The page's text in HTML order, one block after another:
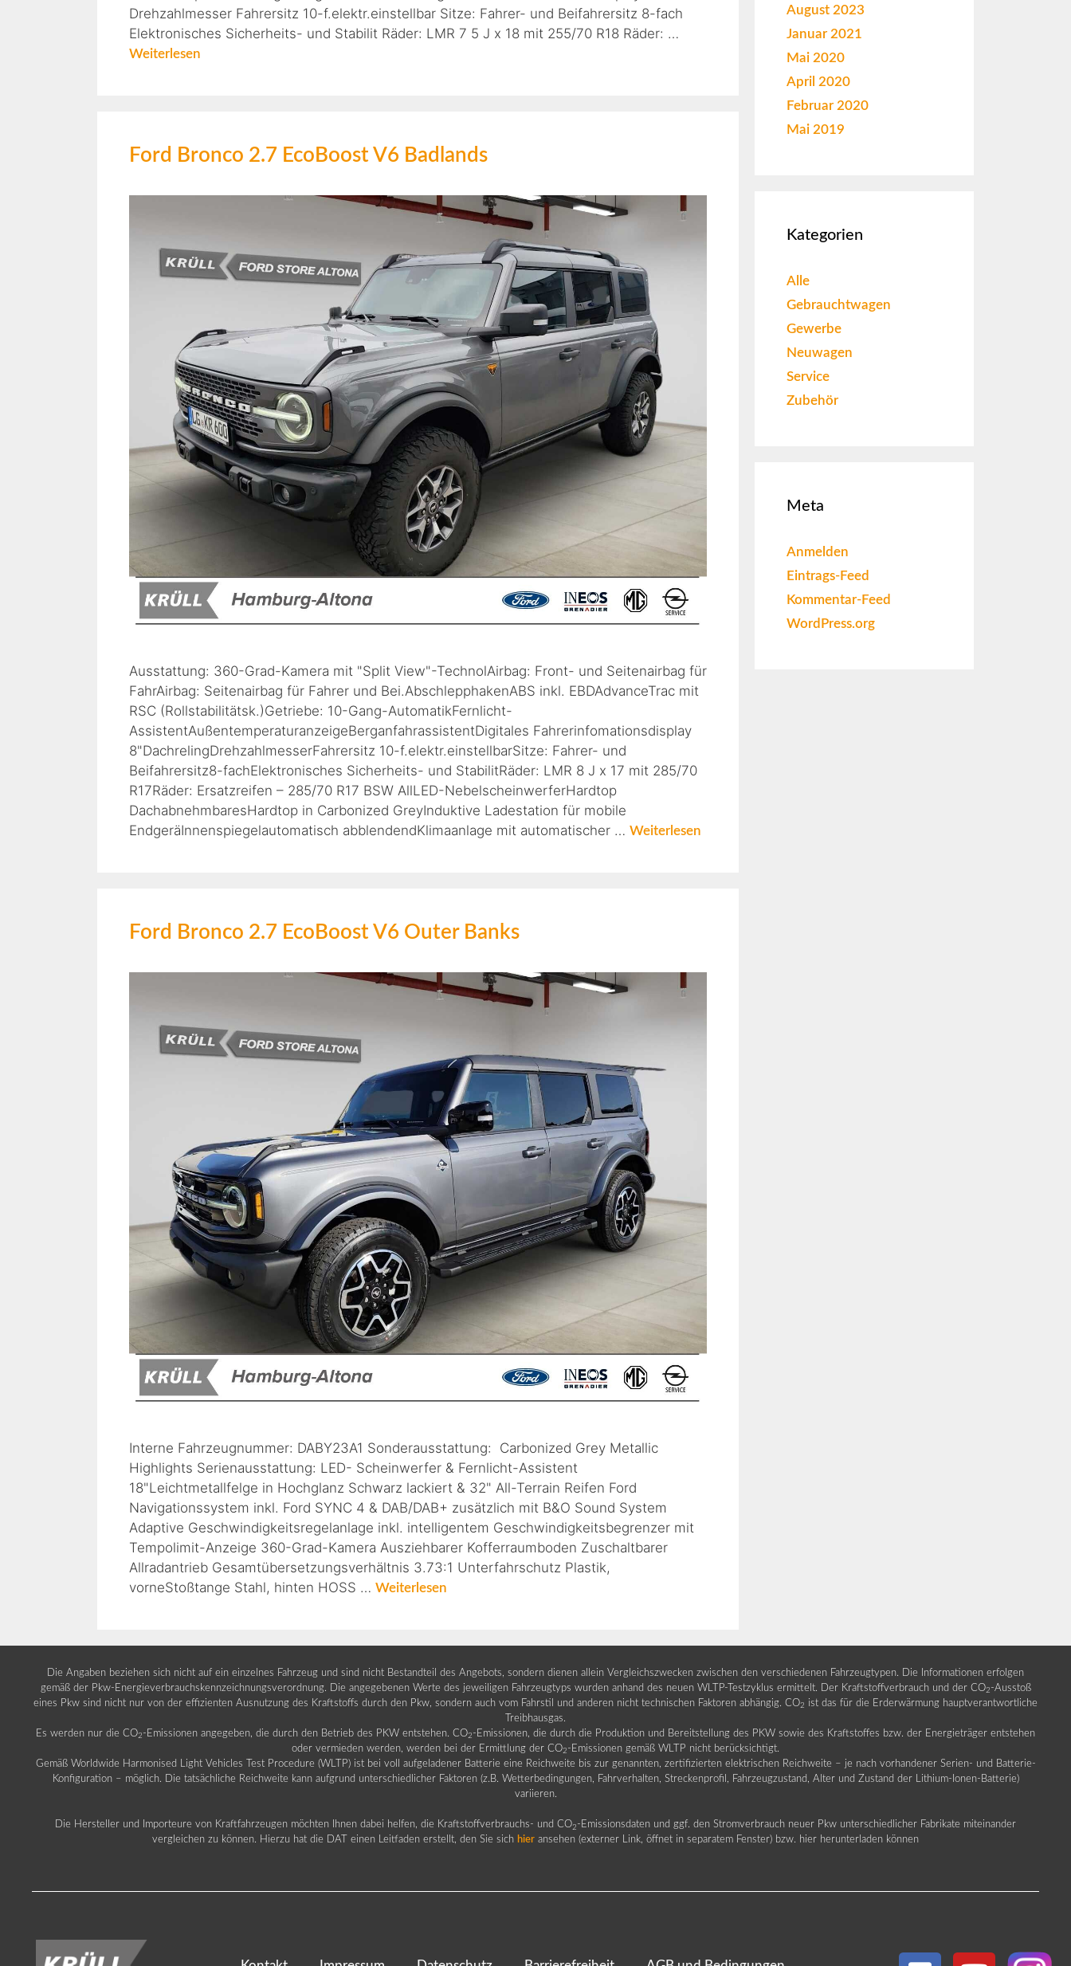
Drehzahlmesser Fahrersitz 10-f.elektr.einstellbar Sitze: Fahrer- und Beifahrersitz 8-fach
Elektronisches Sicherheits- und Stabilit Räder: LMR 7 5 J x 18 mit 255/70 R18 Räder: …
Weiterlesen
Ford Bronco 2.7 EcoBoost V6 Badlands
Ausstattung: 360-Grad-Kamera mit "Split View"-TechnolAirbag: Front- und Seitenairbag für
FahrAirbag: Seitenairbag für Fahrer und Bei.AbschlepphakenABS inkl. EBDAdvanceTrac mit
RSC (Rollstabilitätsk.)Getriebe: 10-Gang-AutomatikFernlicht-
AssistentAußentemperaturanzeigeBerganfahrassistentDigitales Fahrerinfomationsdisplay
8"DachrelingDrehzahlmesserFahrersitz 10-f.elektr.einstellbarSitze: Fahrer- und
Beifahrersitz8-fachElektronisches Sicherheits- und StabilitRäder: LMR 8 J x 17 mit 285/70
R17Räder: Ersatzreifen – 285/70 R17 BSW AllLED-NebelscheinwerferHardtop
DachabnehmbaresHardtop in Carbonized GreyInduktive Ladestation für mobile
EndgeräInnenspiegelautomatisch abblendendKlimaanlage mit automatischer … Weiterlesen
Ford Bronco 2.7 EcoBoost V6 Outer Banks
Interne Fahrzeugnummer: DABY23A1 Sonderausstattung: Carbonized Grey Metallic
Highlights Serienausstattung: LED- Scheinwerfer & Fernlicht-Assistent
18"Leichtmetallfelge in Hochglanz Schwarz lackiert & 32" All-Terrain Reifen Ford
Navigationssystem inkl. Ford SYNC 4 & DAB/DAB+ zusätzlich mit B&O Sound System
Adaptive Geschwindigkeitsregelanlage inkl. intelligentem Geschwindigkeitsbegrenzer mit
Tempolimit-Anzeige 360-Grad-Kamera Ausziehbarer Kofferraumboden Zuschaltbarer
Allradantrieb Gesamtübersetzungsverhältnis 3.73:1 Unterfahrschutz Plastik,
vorneStoßtange Stahl, hinten HOSS … Weiterlesen
August 2023
Januar 2021
Mai 2020
April 2020
Februar 2020
Mai 2019
Kategorien
Alle
Gebrauchtwagen
Gewerbe
Neuwagen
Service
Zubehör
Meta
Anmelden
Eintrags-Feed
Kommentar-Feed
WordPress.org
Die Angaben beziehen sich nicht auf ein einzelnes Fahrzeug und sind nicht Bestandteil des Angebots, sondern dienen allein Vergleichszwecken zwischen den verschiedenen Fahrzeugtypen. Die Informationen erfolgen
gemäß der Pkw-Energieverbrauchskennzeichnungsverordnung. Die angegebenen Werte des jeweiligen Fahrzeugtyps wurden anhand des neuen WLTP-Testzyklus ermittelt. Der Kraftstoffverbrauch und der CO2 -Ausstoß
eines Pkw sind nicht nur von der effizienten Ausnutzung des Kraftstoffs durch den Pkw, sondern auch vom Fahrstil und anderen nicht technischen Faktoren abhängig. CO2 ist das für die Erderwärmung hauptverantwortliche
Treibhausgas.
Es werden nur die CO2 -Emissionen angegeben, die durch den Betrieb des PKW entstehen. CO2 -Emissionen, die durch die Produktion und Bereitstellung des PKW sowie des Kraftstoffes bzw. der Energieträger entstehen
oder vermieden werden, werden bei der Ermittlung der CO2 -Emissionen gemäß WLTP nicht berücksichtigt.
Gemäß Worldwide Harmonised Light Vehicles Test Procedure (WLTP) ist bei voll aufgeladener Batterie eine Reichweite bis zur genannten, zertifizierten elektrischen Reichweite – je nach vorhandener Serien- und Batterie-
Konfiguration – möglich. Die tatsächliche Reichweite kann aufgrund unterschiedlicher Faktoren (z.B. Wetterbedingungen, Fahrverhalten, Streckenprofil, Fahrzeugzustand, Alter und Zustand der Lithium-Ionen-Batterie)
variieren.
Die Hersteller und Importeure von Kraftfahrzeugen möchten Ihnen dabei helfen, die Kraftstoffverbrauchs- und CO2 -Emissionsdaten und ggf. den Stromverbrauch neuer Pkw unterschiedlicher Fabrikate miteinander
vergleichen zu können. Hierzu hat die DAT einen Leitfaden erstellt, den Sie sich hier ansehen (externer Link, öffnet in separatem Fenster) bzw. hier herunterladen können